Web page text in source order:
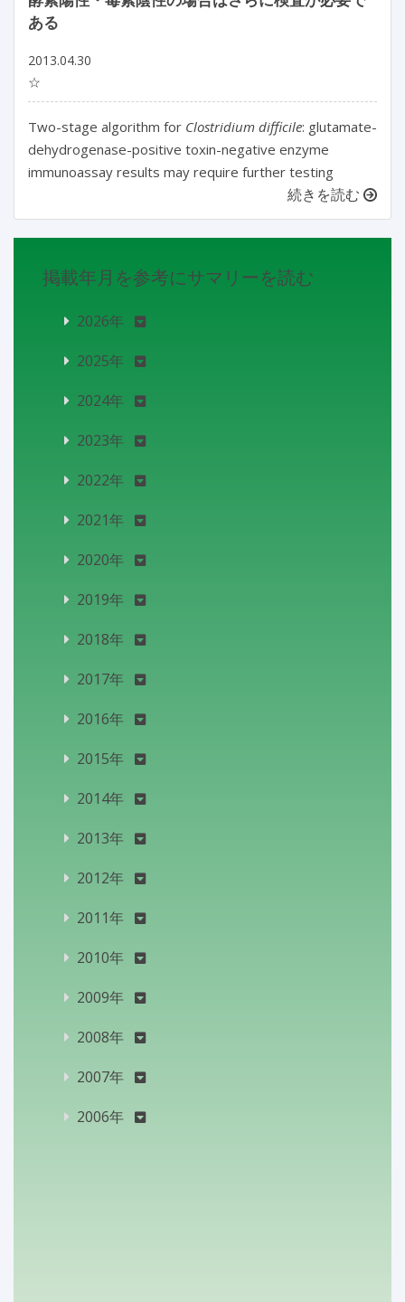
ある
2013.04.30
☆
Two-stage algorithm for Clostridium difficile: glutamate-
dehydrogenase-positive toxin-negative enzyme
immunoassay results may require further testing
続きを読む
掲載年月を参考にサマリーを読む
2026年
2025年
2024年
2023年
2022年
2021年
2020年
2019年
2018年
2017年
2016年
2015年
2014年
2013年
2012年
2011年
2010年
2009年
2008年
2007年
2006年